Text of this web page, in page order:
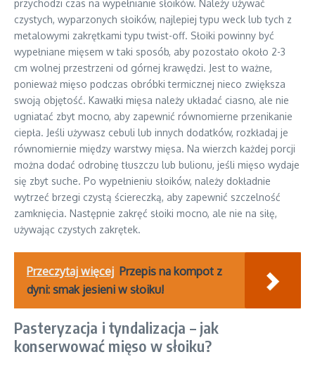
przychodzi czas na wypełnianie słoików. Należy używać
czystych, wyparzonych słoików, najlepiej typu weck lub tych z
metalowymi zakrętkami typu twist-off. Słoiki powinny być
wypełniane mięsem w taki sposób, aby pozostało około 2-3
cm wolnej przestrzeni od górnej krawędzi. Jest to ważne,
ponieważ mięso podczas obróbki termicznej nieco zwiększa
swoją objętość. Kawałki mięsa należy układać ciasno, ale nie
ugniatać zbyt mocno, aby zapewnić równomierne przenikanie
ciepła. Jeśli używasz cebuli lub innych dodatków, rozkładaj je
równomiernie między warstwy mięsa. Na wierzch każdej porcji
można dodać odrobinę tłuszczu lub bulionu, jeśli mięso wydaje
się zbyt suche. Po wypełnieniu słoików, należy dokładnie
wytrzeć brzegi czystą ściereczką, aby zapewnić szczelność
zamknięcia. Następnie zakręć słoiki mocno, ale nie na siłę,
używając czystych zakrętek.
Przeczytaj więcej Przepis na kompot z
dyni: smak jesieni w słoiku!
Pasteryzacja i tyndalizacja – jak
konserwować mięso w słoiku?